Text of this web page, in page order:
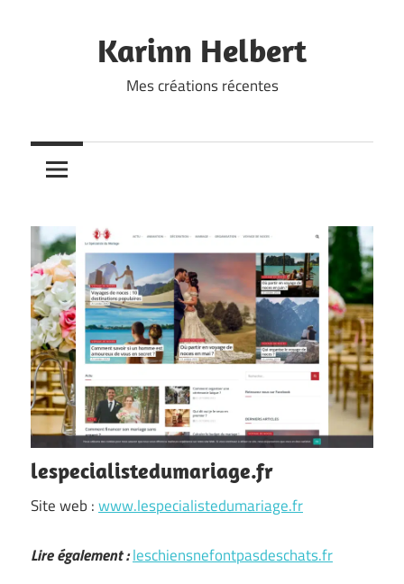
Karinn Helbert
Mes créations récentes
lespecialistedumariage.fr
Site web :www.lespecialistedumariage.fr
Lire également :leschiensnefontpasdeschats.fr